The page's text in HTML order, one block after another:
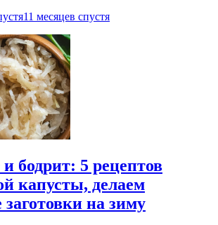
11 месяцев спустя
бодрит: 5 рецептов
капусты, делаем
на зиму